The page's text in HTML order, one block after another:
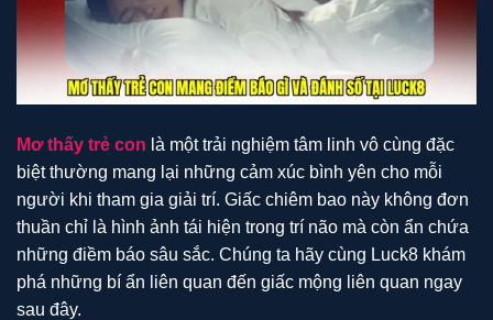
Mơ thấy trẻ con là một trải nghiệm tâm linh vô cùng đặc
biệt thường mang lại những cảm xúc bình yên cho mỗi
người khi tham gia giải trí. Giấc chiêm bao này không đơn
thuần chỉ là hình ảnh tái hiện trong trí não mà còn ẩn chứa
những điềm báo sâu sắc. Chúng ta hãy cùng Luck8 khám
phá những bí ẩn liên quan đến giấc mộng liên quan ngay
sau đây.